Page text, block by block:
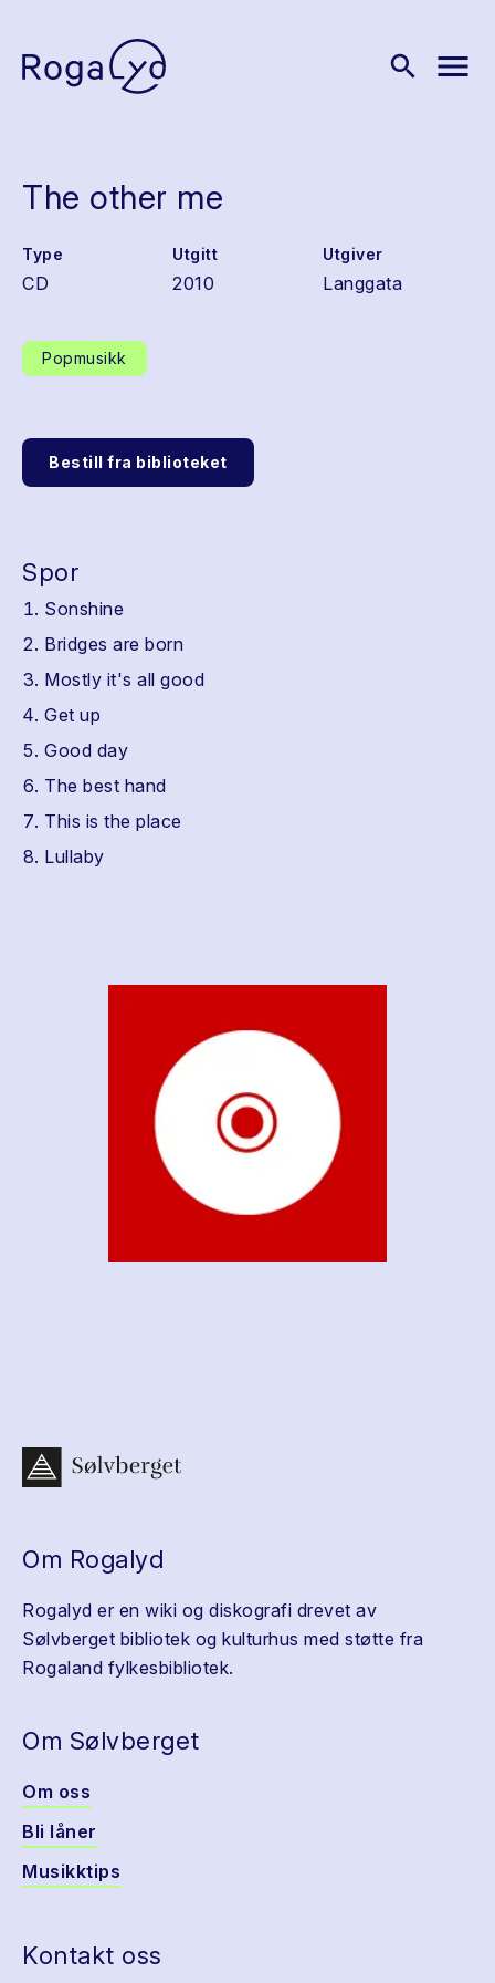
search menu
The other me
Type
CD
Utgitt
2010
Utgiver
Langgata
Popmusikk
Bestill fra biblioteket
Spor
Sonshine
Bridges are born
Mostly it's all good
Get up
Good day
The best hand
This is the place
Lullaby
Om Rogalyd
Rogalyd er en wiki og diskografi drevet av
Sølvberget bibliotek og kulturhus med støtte fra
Rogaland fylkesbibliotek.
Om Sølvberget
Om oss
Bli låner
Musikktips
Kontakt oss